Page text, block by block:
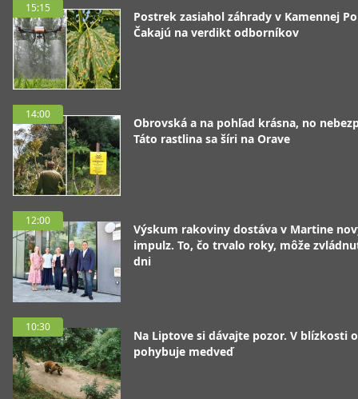
15:15
Postrek zasiahol záhrady v Kamennej
Čakajú na verdikt odborníkov
14:00
Obrovská a na pohľad krásna, no
Táto rastlina sa šíri na Orave
12:00
Výskum rakoviny dostáva v Martine
impulz. To, čo trvalo roky, môže
dni
10:30
Na Liptove si dávajte pozor. V blízkosti
pohybuje medveď